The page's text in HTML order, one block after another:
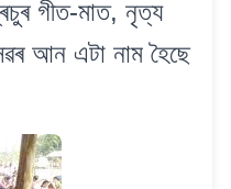
গীত-মাত, নৃত্য
আন এটা নাম হৈছে